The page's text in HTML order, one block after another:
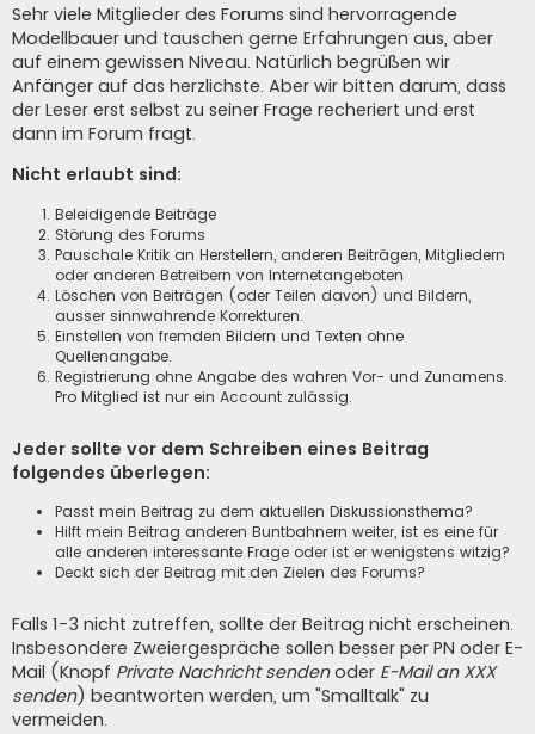
Sehr viele Mitglieder des Forums sind hervorragende
Modellbauer und tauschen gerne Erfahrungen aus, aber
auf einem gewissen Niveau. Natürlich begrüßen wir
Anfänger auf das herzlichste. Aber wir bitten darum, dass
der Leser erst selbst zu seiner Frage recheriert und erst
dann im Forum fragt.
Nicht erlaubt sind:
Beleidigende Beiträge
Störung des Forums
Pauschale Kritik an Herstellern, anderen Beiträgen, Mitgliedern
oder anderen Betreibern von Internetangeboten
Löschen von Beiträgen (oder Teilen davon) und Bildern,
ausser sinnwahrende Korrekturen.
Einstellen von fremden Bildern und Texten ohne
Quellenangabe.
Registrierung ohne Angabe des wahren Vor- und Zunamens.
Pro Mitglied ist nur ein Account zulässig.
Jeder sollte vor dem Schreiben eines Beitrag
folgendes überlegen:
Passt mein Beitrag zu dem aktuellen Diskussionsthema?
Hilft mein Beitrag anderen Buntbahnern weiter, ist es eine für
alle anderen interessante Frage oder ist er wenigstens witzig?
Deckt sich der Beitrag mit den Zielen des Forums?
Falls 1-3 nicht zutreffen, sollte der Beitrag nicht erscheinen.
Insbesondere Zweiergespräche sollen besser per PN oder E-
Mail (Knopf Private Nachricht sendenoder E-Mail an XXX
senden) beantworten werden, um "Smalltalk" zu
vermeiden.